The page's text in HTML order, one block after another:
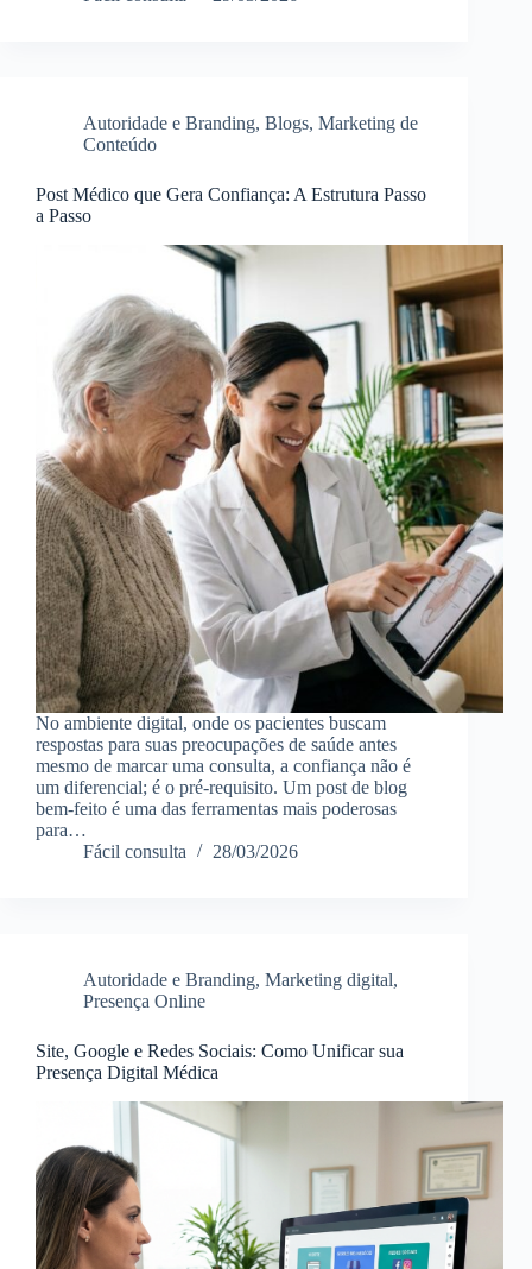
Autoridade e Branding, Blogs, Marketing de
Conteúdo
Post Médico que Gera Confiança: A Estrutura Passo
a Passo
No ambiente digital, onde os pacientes buscam
respostas para suas preocupações de saúde antes
mesmo de marcar uma consulta, a confiança não é
um diferencial; é o pré-requisito. Um post de blog
bem-feito é uma das ferramentas mais poderosas
para…
Fácil consulta
28/03/2026
Autoridade e Branding, Marketing digital,
Presença Online
Site, Google e Redes Sociais: Como Unificar sua
Presença Digital Médica